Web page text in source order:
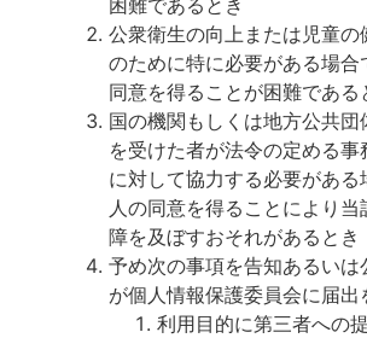
公衆衛生の向上または児童の
のために特に必要がある場
同意を得ることが困難である
国の機関もしくは地方公共団
を受けた者が法令の定める事
に対して協力する必要がある
人の同意を得ることにより
障を及ぼすおそれがあるとき
予め次の事項を告知あるいは
が個人情報保護委員会に届出
利用目的に第三者への